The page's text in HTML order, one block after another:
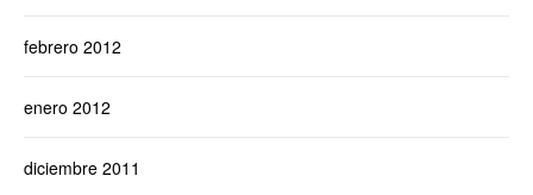
febrero 2012
enero 2012
diciembre 2011